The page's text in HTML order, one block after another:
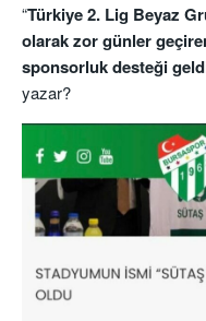
“Türkiye 2. Lig Beyaz
olarak zor günler
sponsorluk desteği
yazar?